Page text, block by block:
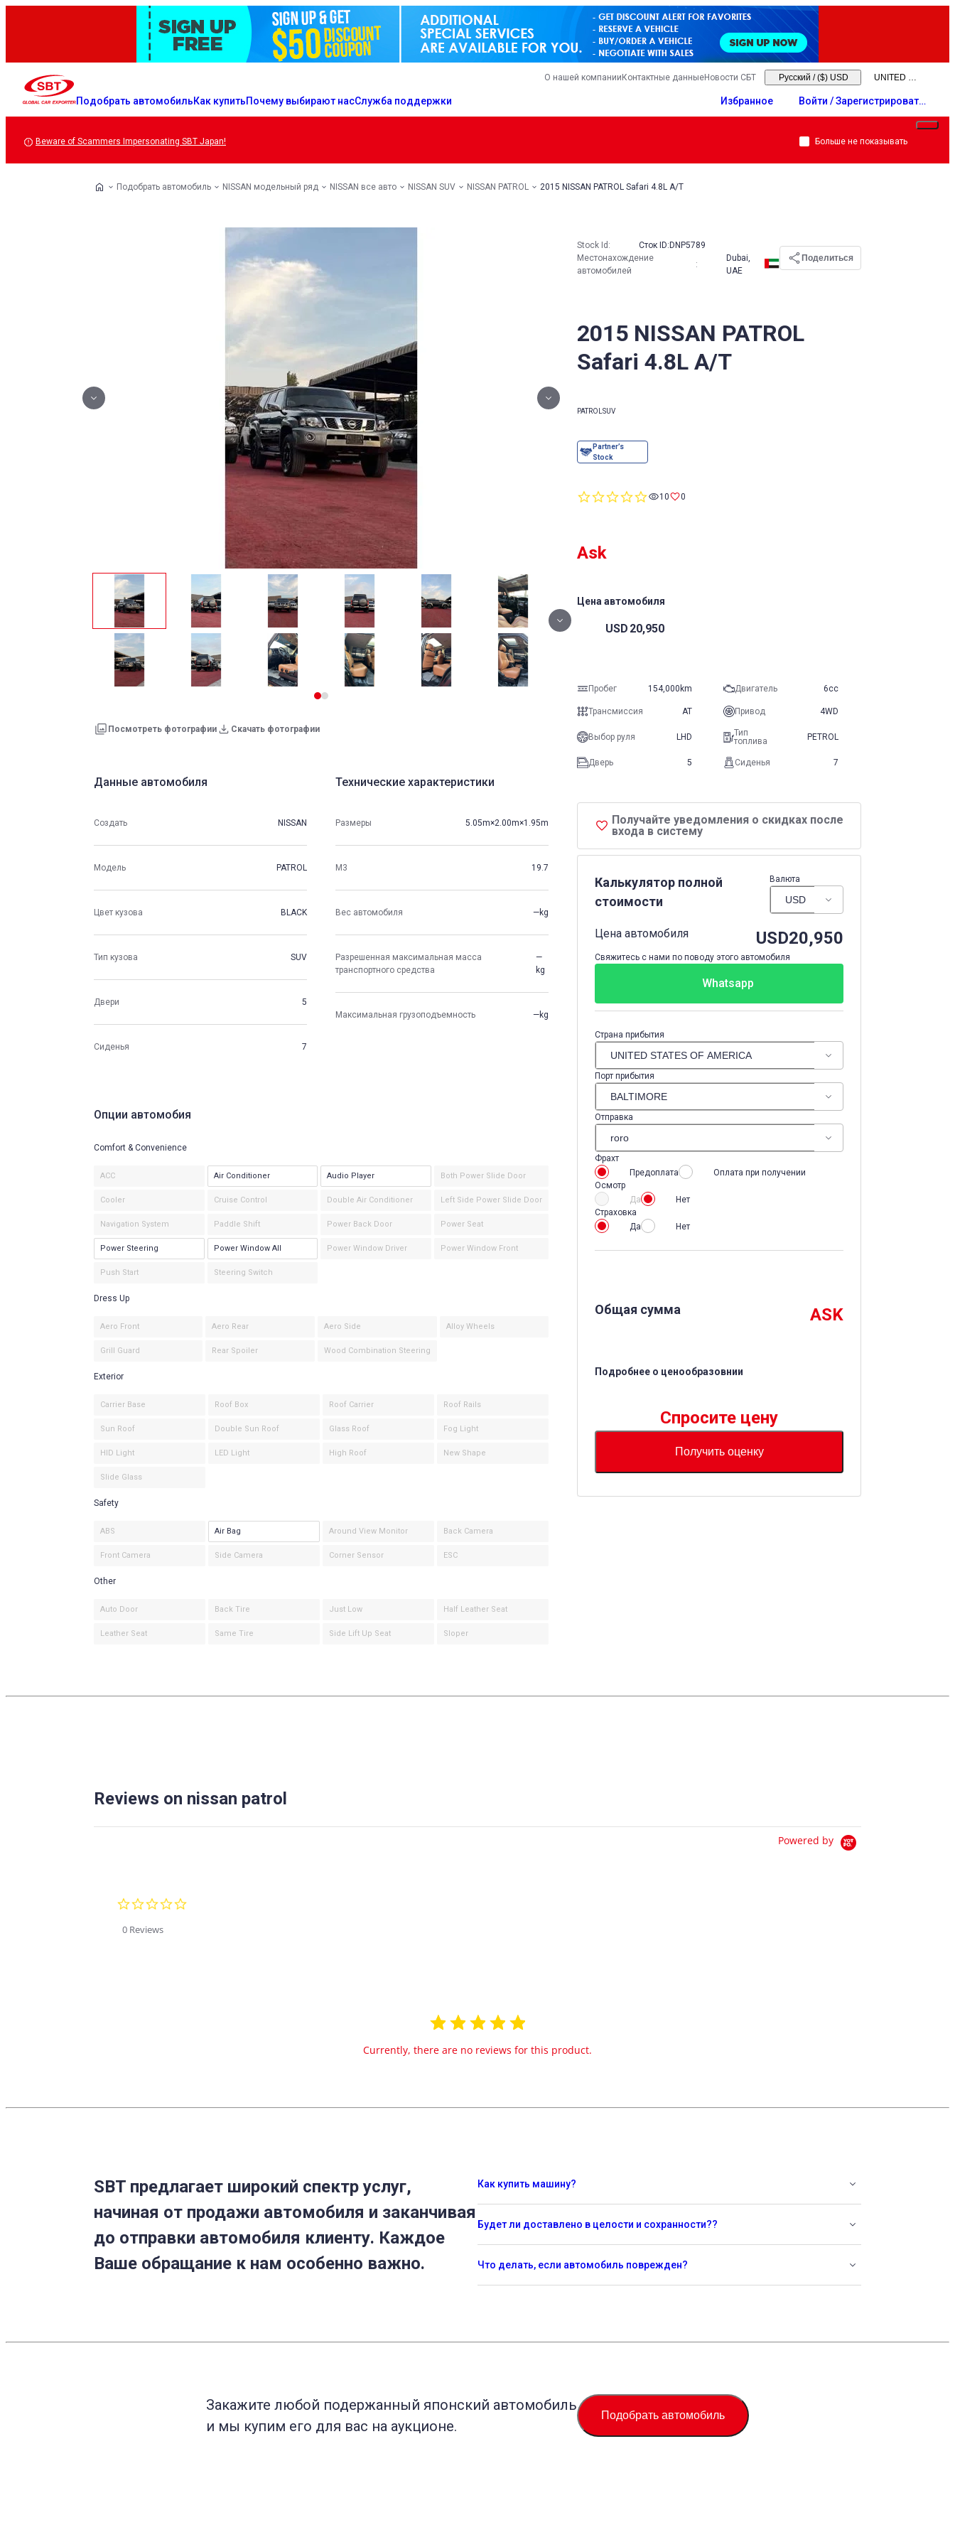
Подобрать автомобильКак купитьПочему выбирают насСлужба поддержки
О нашей компанииКонтактные данныеНовости СБТ Русский / ($) USD
Избранное
Войти / Зарегистрировать
ся
Beware of Scammers Impersonating SBT Japan! Больше не показывать
Подобрать автомобиль NISSAN модельный ряд NISSAN все авто NISSAN SUV NISSAN PATROL 2015 NISSAN PATROL Safari 4.8L A/T
2015 NISSAN PATROL
Safari 4.8L A/T
PATROL SUV
Stock Id: Сток ID: DNP5789
Местонахождение
автомобилей
:
Dubai,
UAE
Поделиться
Посмотреть фотографии Скачать фотографии
0.010 0
Ask
Цена автомобиля
USD 20,950
Получайте уведомления о скидках после
входа в систему
Пробег 154,000km Двигатель 6cc
Трансмиссия AT Привод 4WD
Выбор руля LHD
Тип
топлива
PETROL
Дверь 5 Сиденья 7
Калькулятор полной
стоимости
Валюта
Цена автомобиля USD20,950
Свяжитесь с нами по поводу этого автомобиля
Whatsapp
Страна прибытия
Порт прибытия
Отправка
Фрахт
Предоплата
Оплата при получении
Осмотр
Да
Нет
Страховка
Да
Нет
Общая сумма ASK
Подробнее о ценообразовнии
Спросите цену
Получить оценку
Данные автомобиля
Создать NISSAN
Модель PATROL
Цвет кузова BLACK
Тип кузова SUV
Двери 5
Сиденья 7
Технические характеристики
Размеры 5.05m×2.00m×1.95m
М3 19.7
Вес автомобиля —kg
Разрешенная максимальная масса
транспортного средства
—
kg
Максимальная грузоподъемность —kg
Опции автомобия
Comfort & Convenience
ACC Air Conditioner Audio Player Both Power Slide Door
Cooler Cruise Control Double Air Conditioner Left Side Power Slide Door
Navigation System Paddle Shift Power Back Door Power Seat
Power Steering Power Window All Power Window Driver Power Window Front
Push Start Steering Switch
Dress Up
Aero Front Aero Rear Aero Side Alloy Wheels
Grill Guard Rear Spoiler Wood Combination Steering
Exterior
Carrier Base Roof Box Roof Carrier Roof Rails
Sun Roof Double Sun Roof Glass Roof Fog Light
HID Light LED Light High Roof New Shape
Slide Glass
Safety
ABS Air Bag Around View Monitor Back Camera
Front Camera Side Camera Corner Sensor ESC
Other
Auto Door Back Tire Just Low Half Leather Seat
Leather Seat Same Tire Side Lift Up Seat Sloper
Reviews on nissan patrol
Powered by
0 Reviews
Currently, there are no reviews for this product.
SBT предлагает широкий спектр услуг,
начиная от продажи автомобиля и заканчивая
до отправки автомобиля клиенту. Каждое
Ваше обращание к нам особенно важно.
Как купить машину?
Будет ли доставлено в целости и сохранности??
Что делать, если автомобиль поврежден?
Закажите любой подержанный японский автомобиль
и мы купим его для вас на аукционе.
Подобрать автомобиль